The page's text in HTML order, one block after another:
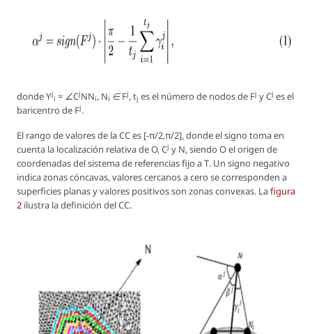
dondeϒj
i = ∠CjNNi, Ni ∈ Fj, tj es el número de nodos de Fj yCj es el
baricentro de Fj.
El rango de valores de la CC es [−π/2,π/2], donde el signo toma en
cuenta la localización relativa deO, Cj y N, siendo Oel origen de
coordenadas del sistema de referencias fijo aT. Un signo negativo
indica zonas cóncavas, valores cercanos a cero se corresponden a
superficies planas y valores positivos son zonas convexas. Lafigura
2 ilustra la definición del CC.